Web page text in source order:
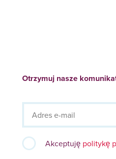
Otrzymuj nasze
Akceptuję politykę